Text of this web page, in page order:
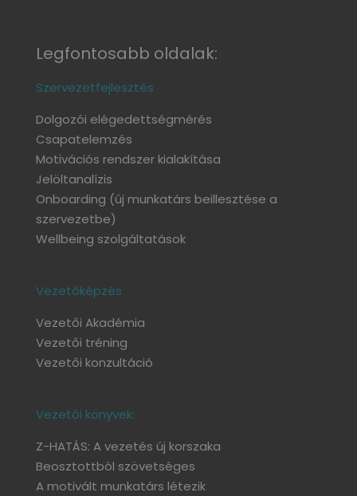
Legfontosabb oldalak:
Szervezetfejlesztés
Dolgozói elégedettségmérés
Csapatelemzés
Motivációs rendszer kialakítása
Jelöltanalízis
Onboarding (új munkatárs beillesztése a
szervezetbe)
Wellbeing szolgáltatások
Vezetőképzés
Vezetői Akadémia
Vezetői tréning
Vezetői konzultáció
Vezetői könyvek:
Z-HATÁS: A vezetés új korszaka
Beosztottból szövetséges
A motivált munkatárs létezik